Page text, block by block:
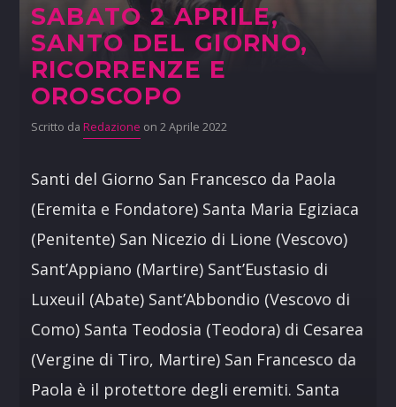
SABATO 2 APRILE,
SANTO DEL GIORNO,
RICORRENZE E
OROSCOPO
Scritto da Redazione on 2 Aprile 2022
Santi del Giorno San Francesco da Paola
(Eremita e Fondatore) Santa Maria Egiziaca
(Penitente) San Nicezio di Lione (Vescovo)
Sant’Appiano (Martire) Sant’Eustasio di
Luxeuil (Abate) Sant’Abbondio (Vescovo di
Como) Santa Teodosia (Teodora) di Cesarea
(Vergine di Tiro, Martire) San Francesco da
Paola è il protettore degli eremiti. Santa